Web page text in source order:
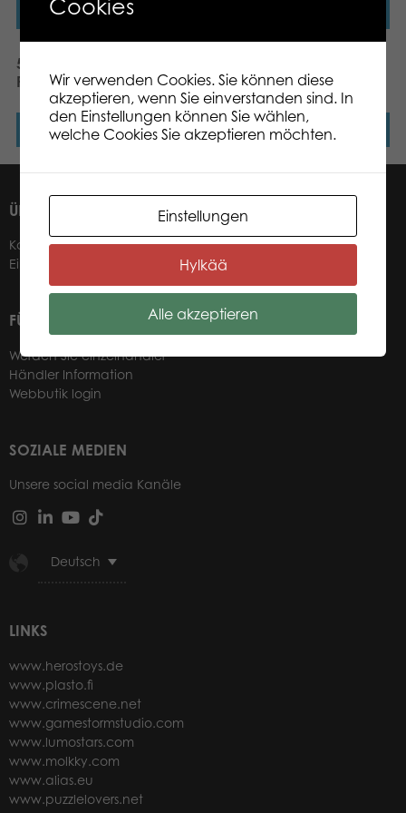
Weiterlesen
500 pcs puzzle: Vintage
Paper Dolls
Weiterlesen Weiterlesen
ÜBER UNS
Kontakt
Einzelhändler
FÜR UNSERE EINZELHÄNDLER
Werden Sie einzelhändler
Händler Information
Webbutik login
SOZIALE MEDIEN
Unsere social media Kanäle
Deutsch
LINKS
www.herostoys.de
www.plasto.fi
www.crimescene.net
www.gamestormstudio.com
www.lumostars.com
www.molkky.com
www.alias.eu
www.puzzlelovers.net
Cookies
Wir verwenden Cookies. Sie können diese
akzeptieren, wenn Sie einverstanden sind. In
den Einstellungen können Sie wählen,
welche Cookies Sie akzeptieren möchten.
Einstellungen
Hylkää
Alle akzeptieren